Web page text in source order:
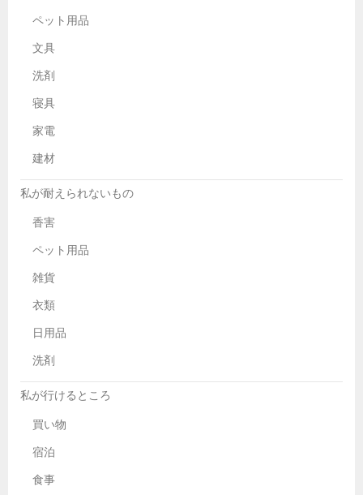
ペット用品
文具
洗剤
寝具
家電
建材
私が耐えられないもの
香害
ペット用品
雑貨
衣類
日用品
洗剤
私が行けるところ
買い物
宿泊
食事